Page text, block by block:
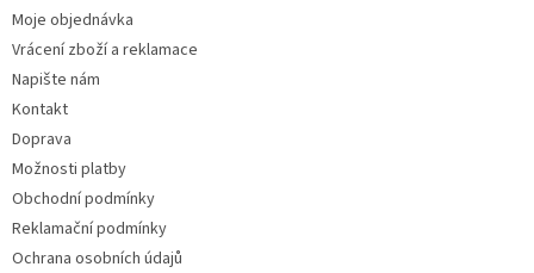
Moje objednávka
Vrácení zboží a reklamace
Napište nám
Kontakt
Doprava
Možnosti platby
Obchodní podmínky
Reklamační podmínky
Ochrana osobních údajů